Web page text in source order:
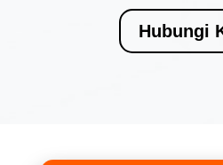
Hubungi